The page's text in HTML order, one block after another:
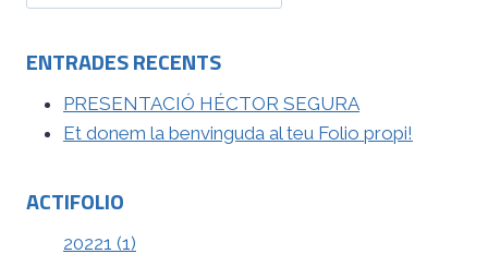
ENTRADES RECENTS
PRESENTACIÓ HÉCTOR SEGURA
Et donem la benvinguda al teu Folio propi!
ACTIFOLIO
20221 (1)